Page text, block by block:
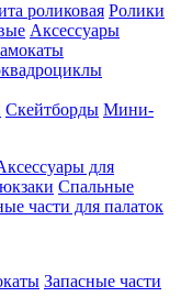
роликовая Ролики
Аксессуары
Скейтборды Мини-
для
Спальные
части для палаток
Запасные части